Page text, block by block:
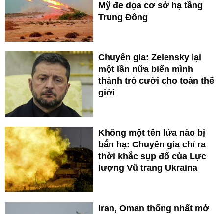
Mỹ đe dọa cơ sở hạ tầng
Trung Đông
Chuyên gia: Zelensky lại
một lần nữa biến mình
thành trò cười cho toàn thế
giới
Không một tên lửa nào bị
bắn hạ: Chuyên gia chỉ ra
thời khắc sụp đổ của Lực
lượng Vũ trang Ukraina
Iran, Oman thống nhất mở